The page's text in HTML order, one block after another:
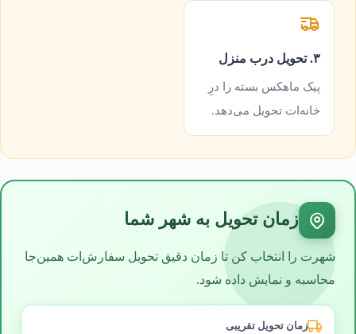
۳. تحویل درب منزل
پیک ماهکس بسته را درِ
خانه‌ات تحویل می‌دهد.
زمان تحویل به شهر شما
شهرت را انتخاب کن تا زمان دقیق تحویل سفارش‌ات همین‌جا
محاسبه و نمایش داده شود.
زمان تحویل تقریبی